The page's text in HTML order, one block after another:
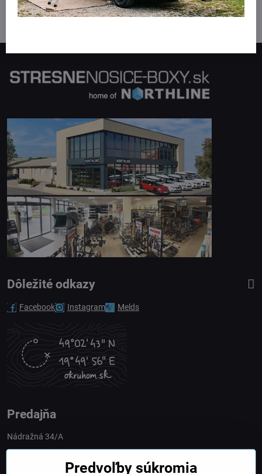
Dôležité odkazy
Facebook Instagram Melds
Predajňa
Nádražná 34/A
Predvoľby súkromia